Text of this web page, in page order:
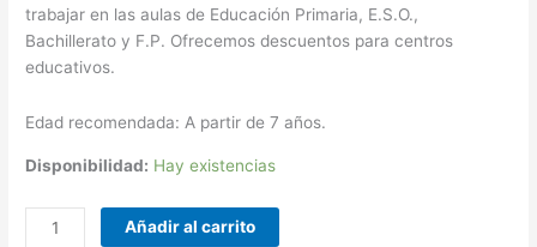
trabajar en las aulas de Educación Primaria, E.S.O.,
Bachillerato y F.P. Ofrecemos descuentos para centros
educativos.
Edad recomendada: A partir de 7 años.
Disponibilidad: Hay existencias
Añadir al carrito